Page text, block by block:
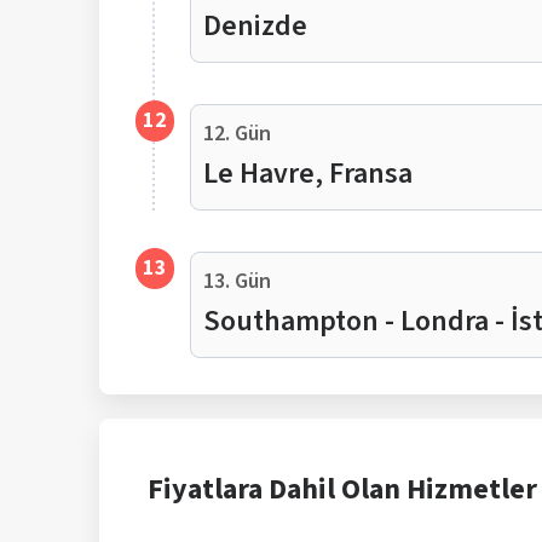
Denizde
12 12. Gün
Le Havre, Fransa
13 13. Gün
Southampton - Londra -
Fiyatlara Dahil Olan Hizmetler